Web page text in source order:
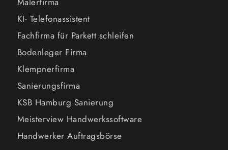
KI- Telefonassistent
Fachfirma für Parkett schleifen
Bodenleger Firma
Klempnerfirma
Sanierungsfirma
KSB Hamburg Sanierung
Meisterview Handwerkssoftware
Handwerker Auftragsbörse